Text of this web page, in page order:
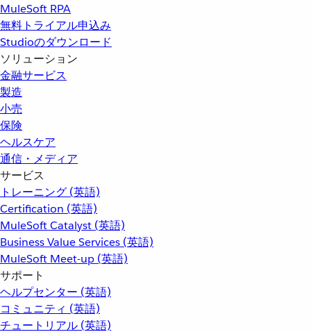
MuleSoft RPA
無料トライアル申込み
Studioのダウンロード
ソリューション
金融サービス
製造
小売
保険
ヘルスケア
通信・メディア
サービス
トレーニング (英語)
Certification (英語)
MuleSoft Catalyst (英語)
Business Value Services (英語)
MuleSoft Meet-up (英語)
サポート
ヘルプセンター (英語)
コミュニティ (英語)
チュートリアル (英語)